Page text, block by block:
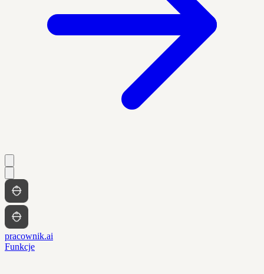
pracownik.ai
Funkcje